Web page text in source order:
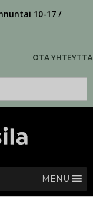
10-17 /
OTA YHTEYTTÄ
MENU